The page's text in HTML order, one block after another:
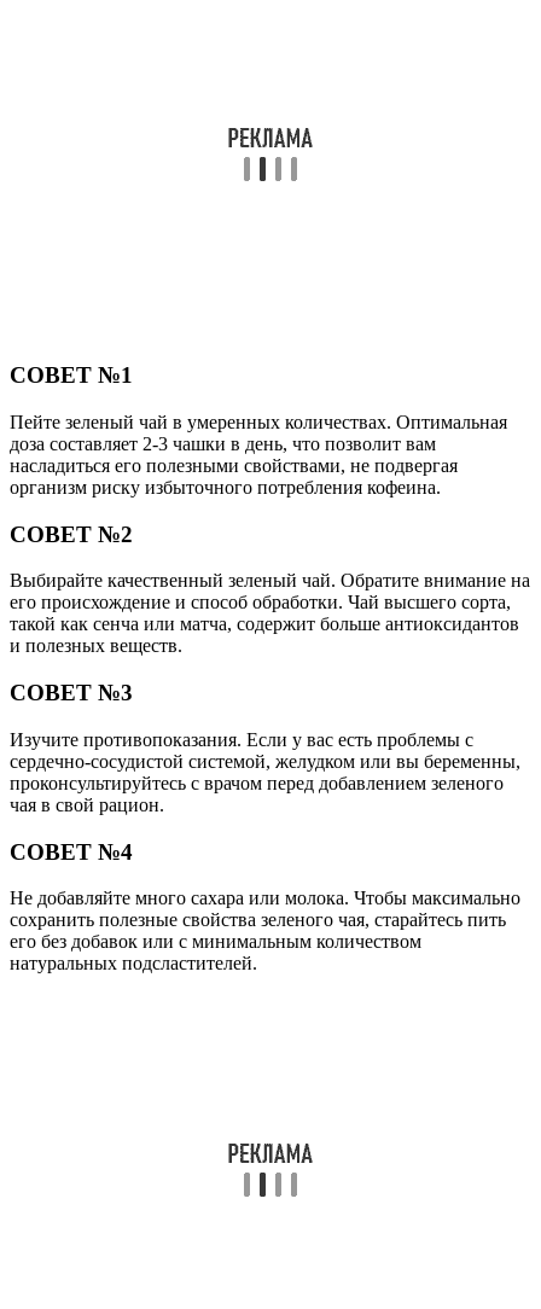
СОВЕТ №1
Пейте зеленый чай в умеренных количествах. Оптимальная
доза составляет 2-3 чашки в день, что позволит вам
насладиться его полезными свойствами, не подвергая
организм риску избыточного потребления кофеина.
СОВЕТ №2
Выбирайте качественный зеленый чай. Обратите внимание на
его происхождение и способ обработки. Чай высшего сорта,
такой как сенча или матча, содержит больше антиоксидантов
и полезных веществ.
СОВЕТ №3
Изучите противопоказания. Если у вас есть проблемы с
сердечно-сосудистой системой, желудком или вы беременны,
проконсультируйтесь с врачом перед добавлением зеленого
чая в свой рацион.
СОВЕТ №4
Не добавляйте много сахара или молока. Чтобы максимально
сохранить полезные свойства зеленого чая, старайтесь пить
его без добавок или с минимальным количеством
натуральных подсластителей.